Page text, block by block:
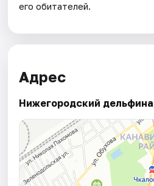
его обитателей.
Адрес
Нижегородский